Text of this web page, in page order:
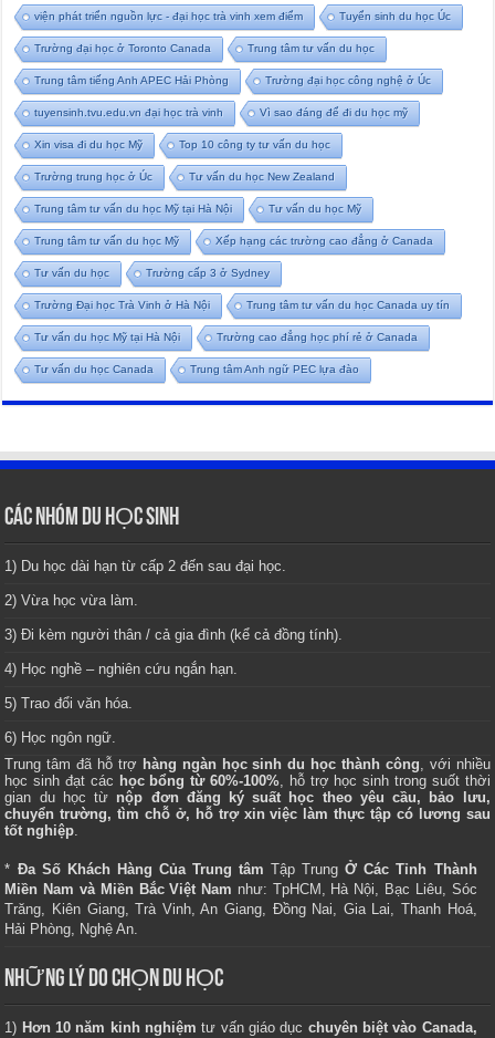
viện phát triển nguồn lực - đại học trà vinh xem điểm Tuyển sinh du học Úc
Trường đại học ở Toronto Canada Trung tâm tư vấn du học
Trung tâm tiếng Anh APEC Hải Phòng Trường đại học công nghệ ở Úc
tuyensinh.tvu.edu.vn đại học trà vinh Vì sao đáng để đi du học mỹ
Xin visa đi du học Mỹ Top 10 công ty tư vấn du học
Trường trung học ở Úc Tư vấn du học New Zealand
Trung tâm tư vấn du học Mỹ tại Hà Nội Tư vấn du học Mỹ
Trung tâm tư vấn du học Mỹ Xếp hạng các trường cao đẳng ở Canada
Tư vấn du học Trường cấp 3 ở Sydney
Trường Đại học Trà Vinh ở Hà Nội Trung tâm tư vấn du học Canada uy tín
Tư vấn du học Mỹ tại Hà Nội Trường cao đẳng học phí rẻ ở Canada
Tư vấn du học Canada Trung tâm Anh ngữ PEC lựa đào
CÁC NHÓM DU HỌC SINH
1) Du học dài hạn từ cấp 2 đến sau đại học.
2) Vừa học vừa làm.
3) Đi kèm người thân / cả gia đình (kể cả đồng tính).
4) Học nghề – nghiên cứu ngắn hạn.
5) Trao đổi văn hóa.
6) Học ngôn ngữ.
Trung tâm đã hỗ trợ hàng ngàn học sinh du học thành công, với nhiều
học sinh đạt các học bổng từ 60%-100%, hỗ trợ học sinh trong suốt thời
gian du học từ nộp đơn đăng ký suất học theo yêu cầu, bảo lưu,
chuyển trường, tìm chỗ ở, hỗ trợ xin việc làm thực tập có lương sau
tốt nghiệp.
* Đa Số Khách Hàng Của Trung tâm Tập TrungỞ Các Tỉnh Thành
Miền Nam và Miền Bắc Việt Nam như: TpHCM, Hà Nội, Bạc Liêu, Sóc
Trăng, Kiên Giang, Trà Vinh, An Giang, Đồng Nai, Gia Lai, Thanh Hoá,
Hải Phòng, Nghệ An.
NHỮNG LÝ DO CHỌN DU HỌC
1) Hơn 10 năm kinh nghiệm tư vấn giáo dục chuyên biệt vào Canada,